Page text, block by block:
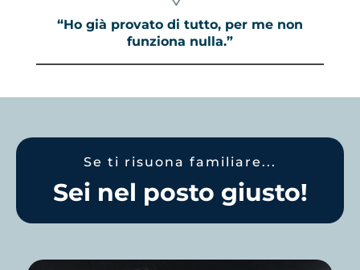
“Ho già provato di tutto, per me non
funziona nulla.”
Se ti risuona familiare...
Sei nel posto giusto!